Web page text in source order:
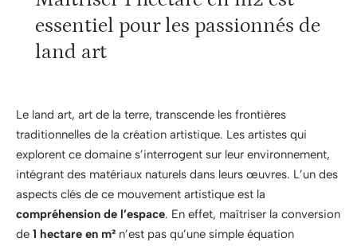
essentiel pour les passionnés de
land art
Le land art, art de la terre, transcende les frontières
traditionnelles de la création artistique. Les artistes qui
explorent ce domaine s’interrogent sur leur environnement,
intégrant des matériaux naturels dans leurs œuvres. L’un des
aspects clés de ce mouvement artistique est la
compréhension de l’espace. En effet, maîtriser la conversion
de 1 hectare en m² n’est pas qu’une simple équation